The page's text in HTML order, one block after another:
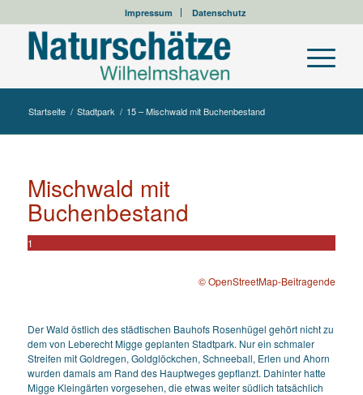
Impressum Datenschutz
Startseite / Stadtpark / 15 – Mischwald mit Buchenbestand
Mischwald mit
Buchenbestand
1
© OpenStreetMap-Beitragende
Der Wald östlich des städtischen Bauhofs Rosenhügel gehört nicht zu
dem von Leberecht Migge geplanten Stadtpark. Nur ein schmaler
Streifen mit Goldregen, Goldglöckchen, Schneeball, Erlen und Ahorn
wurden damals am Rand des Hauptweges gepflanzt. Dahinter hatte
Migge Kleingärten vorgesehen, die etwas weiter südlich tatsächlich